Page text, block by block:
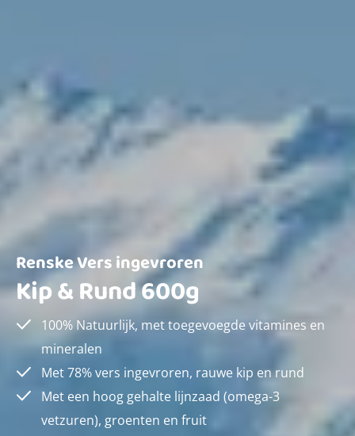
Renske Vers ingevroren
Kip & Rund 600g
100% Natuurlijk, met toegevoegde vitamines en
mineralen
Met 78% vers ingevroren, rauwe kip en rund
Met een hoog gehalte lijnzaad (omega-3
vetzuren), groenten en fruit